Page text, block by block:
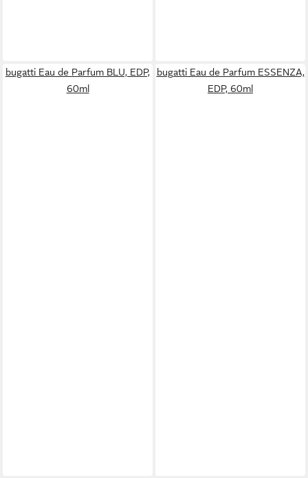
bugatti Eau de Parfum BLU, EDP,
60ml
bugatti Eau de Parfum ESSENZA,
EDP, 60ml